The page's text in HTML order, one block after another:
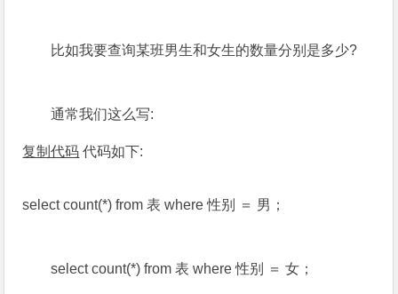
比如我要查询某班男生和女生的数量分别是多少?
通常我们这么写:
复制代码 代码如下:
select count(*) from 表 where 性别 ＝ 男；
select count(*) from 表 where 性别 ＝ 女；